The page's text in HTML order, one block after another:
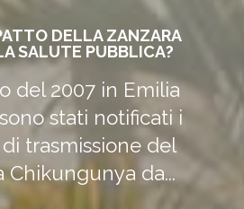
SPESSO INVASA DA